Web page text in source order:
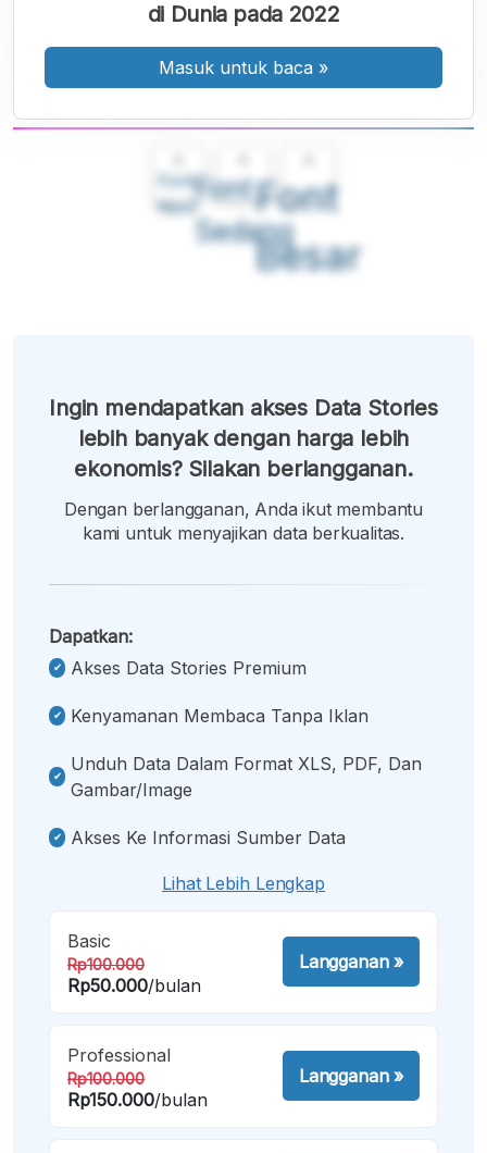
Font
Kecil
Font
Sedang
Font
Besar
di Dunia pada 2022
Masuk untuk baca »
Ingin mendapatkan akses Data Stories
lebih banyak dengan harga lebih
ekonomis? Silakan berlangganan.
Dengan berlangganan, Anda ikut membantu
kami untuk menyajikan data berkualitas.
Dapatkan:
Akses Data Stories Premium
Kenyamanan Membaca Tanpa Iklan
Unduh Data Dalam Format XLS, PDF, Dan
Gambar/image
Akses Ke Informasi Sumber Data
Lihat Lebih Lengkap
Basic
Rp100.000
Rp50.000/bulan
Langganan»
Professional
Rp100.000
Rp150.000/bulan
Langganan»